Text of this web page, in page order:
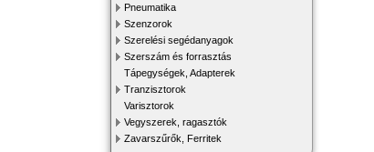
Pneumatika
Szenzorok
Szerelési segédanyagok
Szerszám és forrasztás
Tápegységek, Adapterek
Tranzisztorok
Varisztorok
Vegyszerek, ragasztók
Zavarszűrők, Ferritek